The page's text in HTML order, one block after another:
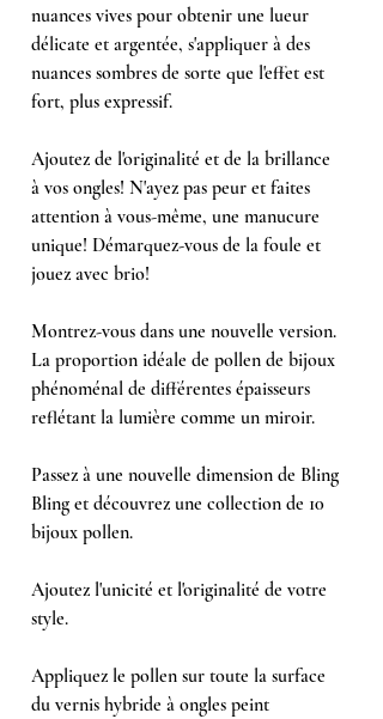
nuances vives pour obtenir une lueur
délicate et argentée, s'appliquer à des
nuances sombres de sorte que l'effet est
fort, plus expressif.
Ajoutez de l'originalité et de la brillance
à vos ongles! N'ayez pas peur et faites
attention à vous-même, une manucure
unique! Démarquez-vous de la foule et
jouez avec brio!
Montrez-vous dans une nouvelle version.
La proportion idéale de pollen de bijoux
phénoménal de différentes épaisseurs
reflétant la lumière comme un miroir.
Passez à une nouvelle dimension de Bling
Bling et découvrez une collection de 10
bijoux pollen.
Ajoutez l'unicité et l'originalité de votre
style.
Appliquez le pollen sur toute la surface
du vernis hybride à ongles peint